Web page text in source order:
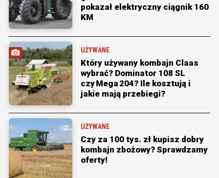
pokazał elektryczny ciągnik 160
KM
UŻYWANE
Który używany kombajn Claas
wybrać? Dominator 108 SL
czy Mega 204? Ile kosztują i
jakie mają przebiegi?
UŻYWANE
Czy za 100 tys. zł kupisz dobry
kombajn zbożowy? Sprawdzamy
oferty!